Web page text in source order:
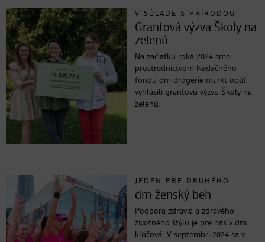
V SÚLADE S PRÍRODOU
Grantová výzva Školy na
zelenú
Na začiatku roka 2024 sme
prostredníctvom Nadačného
fondu dm drogerie markt opäť
vyhlásili grantovú výzvu Školy na
zelenú.
JEDEN PRE DRUHÉHO
dm ženský beh
Podpora zdravia a zdravého
životného štýlu je pre nás v dm
kľúčová. V septembri 2024 sa v